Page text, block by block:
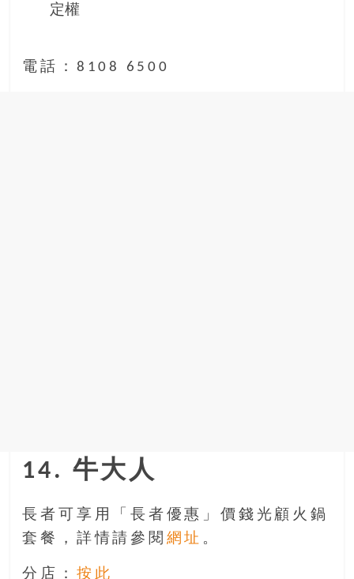
定權
電話：8108 6500
14. 牛大人
長者可享用「長者優惠」價錢光顧火鍋
套餐，詳情請參閱 網址 。
分店： 按此